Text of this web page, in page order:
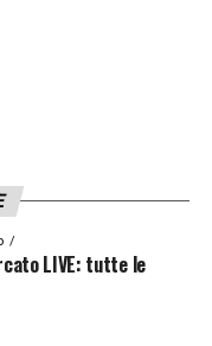
LIVE: tutte le